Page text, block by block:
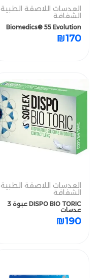
العدسات اللاصقة الطبية
الشفافة
Biomedics® 55 Evolution
₪170
العدسات اللاصقة الطبية
الشفافة
DISPO BIO TORIC عبوة 3
عدسات
₪190
Biomedics® 55 Evolution
₪170
DISPO BIO TORIC عبوة 3
عدسات
₪190